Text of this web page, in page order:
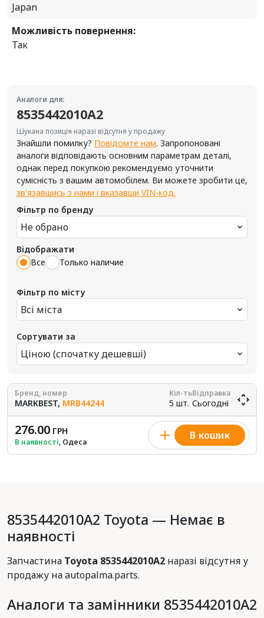
Japan
Можливість повернення:
Так
Аналоги для:
8535442010A2
Шукана позиція наразі відсутня у продажу
Знайшли помилку? Повідомте нам. Запропоновані
аналоги відповідають основним параметрам деталі,
однак перед покупкою рекомендуємо уточнити
сумісність з вашим автомобілем. Ви можете зробити це,
зв'язавшись з нами і вказавши VIN-код.
Фільтр по бренду
Не обрано
Відображати
Все
Только наличие
Фільтр по місту
Всі міста
Сортувати за
Ціною (спочатку дешевші)
Бренд, номер
MARKBEST, MRB44244
Кіл-ть
5 шт.
Відправка
Сьогодні
276.00 ГРН
В наявності, Одеса
В кошик
8535442010A2 Toyota — Немає в
наявності
Запчастина Toyota 8535442010A2 наразі відсутня у
продажу на autopalma.parts.
Аналоги та замінники 8535442010A2